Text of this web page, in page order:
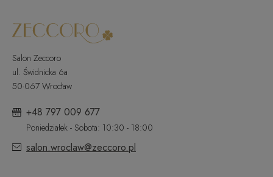
Salon Zeccoro
ul. Świdnicka 6a
50-067 Wrocław
+48 797 009 677
Poniedziałek - Sobota: 10:30 - 18:00
salon.wroclaw@zeccoro.pl